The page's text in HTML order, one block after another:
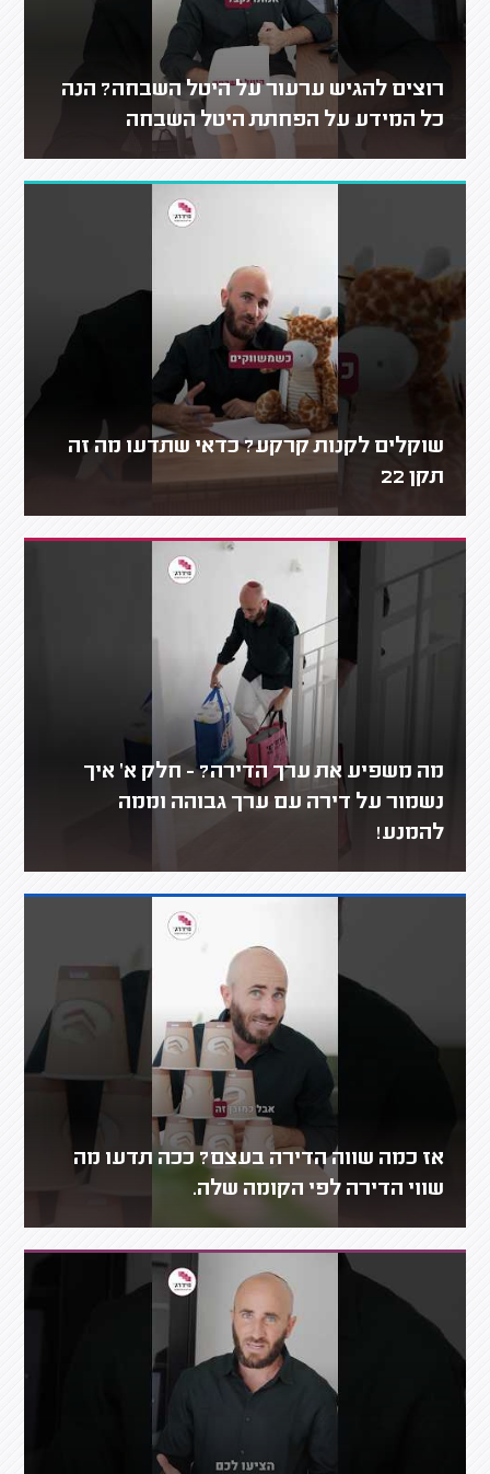
רוצים להגיש ערעור על היטל השבחה? הנה
כל המידע על הפחתת היטל השבחה
שוקלים לקנות קרקע? כדאי שתדעו מה זה
תקן 22
מה משפיע את ערך הדירה? - חלק א' איך
נשמור על דירה עם ערך גבוהה וממה
להמנע!
אז כמה שווה הדירה בעצם? ככה תדעו מה
שווי הדירה לפי הקומה שלה.